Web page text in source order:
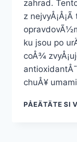
zahrad.
z nejvyÅ¡Å¡Ã­
ku jsou po
coÅ¾
chuÅ¥
PÅEÄTÄTE SI